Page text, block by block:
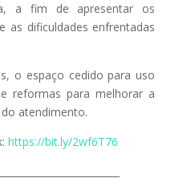
a fim de apresentar os
as dificuldades enfrentadas
o espaço cedido para uso
reformas para melhorar a
atendimento.
https://bit.ly/2wf6T76